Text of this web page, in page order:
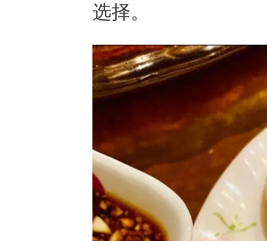
选择。